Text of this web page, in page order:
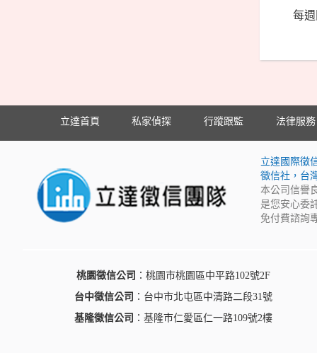
每
立達首頁 私家偵探 行蹤跟監 法律服務
立達國際徵
徵信社，台
本公司信譽
是您安心委
免付費諮詢
桃園徵信公司 ：桃園市桃園區中平路102號2F
台中徵信公司 ：台中市北屯區中清路二段31號
基隆徵信公司 ：基隆市仁愛區仁一路109號2樓